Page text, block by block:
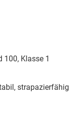
100, Klasse 1
strapazierfähig